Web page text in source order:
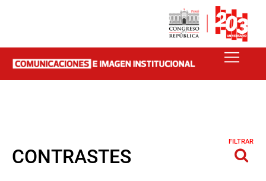
CONTRASTES
FILTRAR